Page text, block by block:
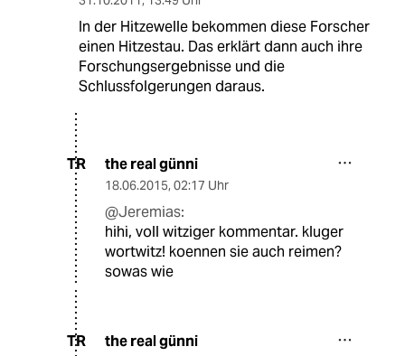
In der Hitzewelle bekommen diese Forscher
einen Hitzestau. Das erklärt dann auch ihre
Forschungsergebnisse und die
Schlussfolgerungen daraus.
TR the real günni
18.06.2015, 02:17 Uhr
@Jeremias:
hihi, voll witziger kommentar. kluger
wortwitz! koennen sie auch reimen?
sowas wie
TR the real günni